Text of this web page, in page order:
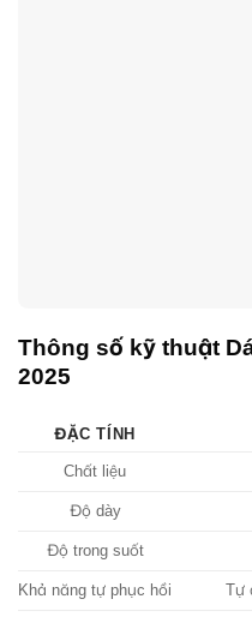
Thông số kỹ thuật
2025
ĐẶC TÍNH
Chất liệu
Độ dày
Độ trong suốt
Khả năng tự phục hồi Tự